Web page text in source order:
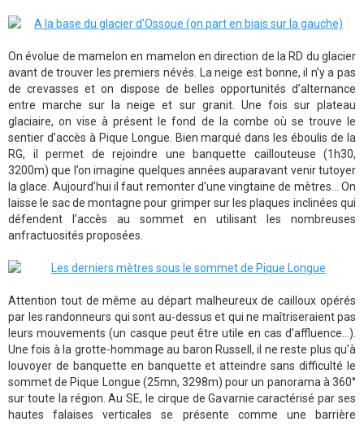
On évolue de mamelon en mamelon en direction de la RD du glacier
avant de trouver les premiers névés. La neige est bonne, il n’y a pas
de crevasses et on dispose de belles opportunités d’alternance
entre marche sur la neige et sur granit. Une fois sur plateau
glaciaire, on vise à présent le fond de la combe où se trouve le
sentier d’accès à Pique Longue. Bien marqué dans les éboulis de la
RG, il permet de rejoindre une banquette caillouteuse (1h30,
3200m) que l’on imagine quelques années auparavant venir tutoyer
la glace. Aujourd’hui il faut remonter d’une vingtaine de mètres... On
laisse le sac de montagne pour grimper sur les plaques inclinées qui
défendent l’accès au sommet en utilisant les nombreuses
anfractuosités proposées.
Attention tout de même au départ malheureux de cailloux opérés
par les randonneurs qui sont au-dessus et qui ne maîtriseraient pas
leurs mouvements (un casque peut être utile en cas d’affluence...).
Une fois à la grotte-hommage au baron Russell, il ne reste plus qu’à
louvoyer de banquette en banquette et atteindre sans difficulté le
sommet de Pique Longue (25mn, 3298m) pour un panorama à 360°
sur toute la région. Au SE, le cirque de Gavarnie caractérisé par ses
hautes falaises verticales se présente comme une barrière